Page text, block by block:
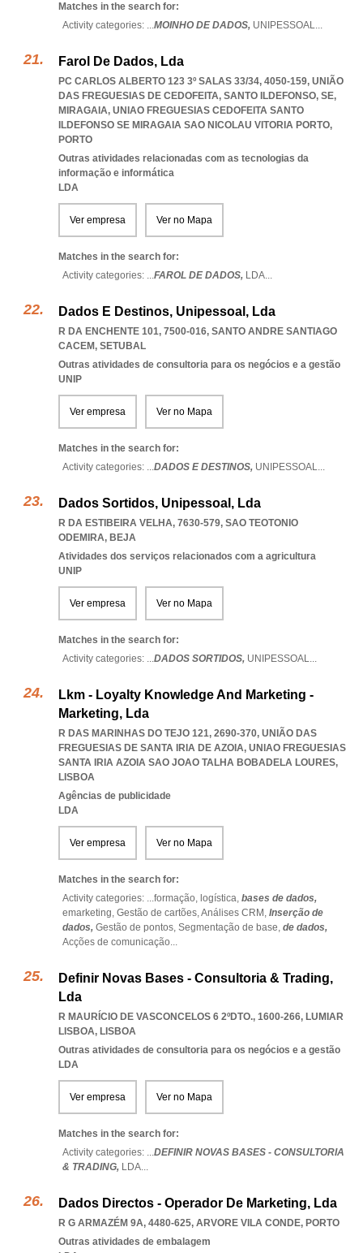
Matches in the search for:
Activity categories: ...MOINHO DE DADOS, UNIPESSOAL...
Farol De Dados, Lda
PC CARLOS ALBERTO 123 3º SALAS 33/34, 4050-159, UNIÃO
DAS FREGUESIAS DE CEDOFEITA, SANTO ILDEFONSO, SE,
MIRAGAIA, UNIAO FREGUESIAS CEDOFEITA SANTO
ILDEFONSO SE MIRAGAIA SAO NICOLAU VITORIA PORTO,
PORTO
Outras atividades relacionadas com as tecnologias da
informação e informática
LDA
Ver empresa Ver no Mapa
Matches in the search for:
Activity categories: ...FAROL DE DADOS, LDA...
Dados E Destinos, Unipessoal, Lda
R DA ENCHENTE 101, 7500-016, SANTO ANDRE SANTIAGO
CACEM, SETUBAL
Outras atividades de consultoria para os negócios e a gestão
UNIP
Ver empresa Ver no Mapa
Matches in the search for:
Activity categories: ...DADOS E DESTINOS, UNIPESSOAL...
Dados Sortidos, Unipessoal, Lda
R DA ESTIBEIRA VELHA, 7630-579, SAO TEOTONIO
ODEMIRA, BEJA
Atividades dos serviços relacionados com a agricultura
UNIP
Ver empresa Ver no Mapa
Matches in the search for:
Activity categories: ...DADOS SORTIDOS, UNIPESSOAL...
Lkm - Loyalty Knowledge And Marketing -
Marketing, Lda
R DAS MARINHAS DO TEJO 121, 2690-370, UNIÃO DAS
FREGUESIAS DE SANTA IRIA DE AZOIA, UNIAO FREGUESIAS
SANTA IRIA AZOIA SAO JOAO TALHA BOBADELA LOURES,
LISBOA
Agências de publicidade
LDA
Ver empresa Ver no Mapa
Matches in the search for:
Activity categories: ...formação, logística, bases de dados,
emarketing, Gestão de cartões,Análises CRM, Inserção de
dados, Gestão de pontos, Segmentação de base, de dados,
Acções de comunicação...
Definir Novas Bases - Consultoria & Trading,
Lda
R MAURÍCIO DE VASCONCELOS 6 2ºDTO., 1600-266, LUMIAR
LISBOA, LISBOA
Outras atividades de consultoria para os negócios e a gestão
LDA
Ver empresa Ver no Mapa
Matches in the search for:
Activity categories: ...DEFINIR NOVAS BASES - CONSULTORIA
& TRADING, LDA...
Dados Directos - Operador De Marketing, Lda
R G ARMAZÉM 9A, 4480-625, ARVORE VILA CONDE, PORTO
Outras atividades de embalagem